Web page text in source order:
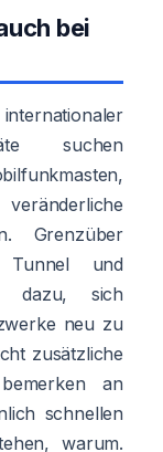
bei
suchen
Grenzüber
Tunnel und
dazu, sich
neu zu
zusätzliche
an
schnellen
warum.